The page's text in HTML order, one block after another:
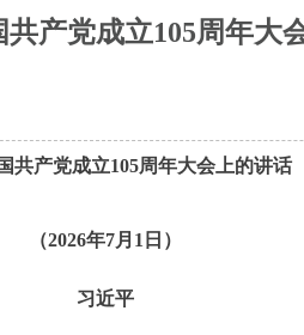
产党成立105周年大
共产党成立105周年大会上的讲话
（2026年7月1日）
习近平